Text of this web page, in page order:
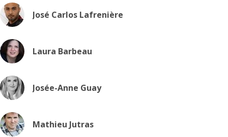
José Carlos Lafrenière
Laura Barbeau
Josée-Anne Guay
Mathieu Jutras